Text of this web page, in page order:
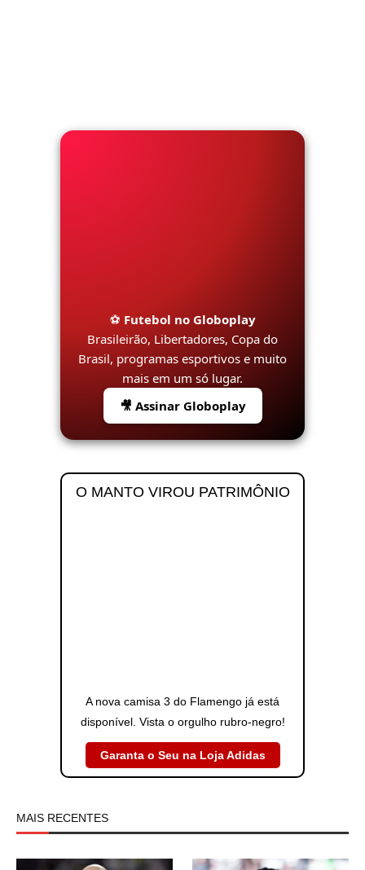
⚽ Futebol no Globoplay
Brasileirão, Libertadores, Copa do
Brasil, programas esportivos e muito
mais em um só lugar.
🎥 Assinar Globoplay
O MANTO VIROU PATRIMÔNIO
A nova camisa 3 do Flamengo já está
disponível. Vista o orgulho rubro-negro!
Garanta o Seu na Loja Adidas
MAIS RECENTES